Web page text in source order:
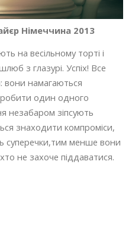
Німеччина 2013
на весільному торті і
з глазурі. Успіх! Все
вони намагаються
один одного
незабаром зіпсують
знаходити компроміси,
суперечки,тим менше вони
не захоче піддаватися.